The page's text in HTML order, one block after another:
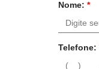
Nome:*
Telefone: